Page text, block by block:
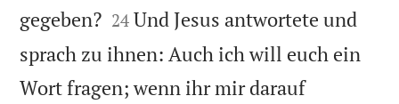
gegeben?
24 Und Jesus antwortete und
sprach zu ihnen: Auch ich will euch ein
Wort fragen; wenn ihr mir darauf